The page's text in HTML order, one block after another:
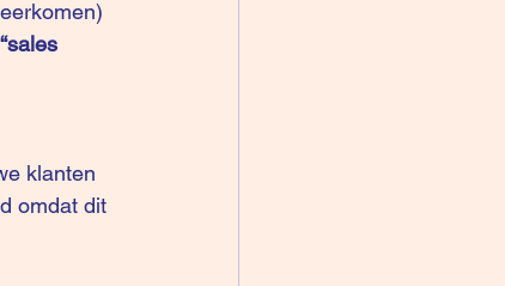
klanten
omdat dit